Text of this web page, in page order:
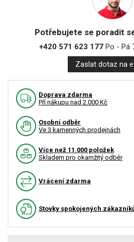
Potřebujete se poradit
+420 571 623 177Po - Pá
Zaslat dotaz na
Doprava zdarma
Pří nákupu nad 2.000 Kč
Osobní odběr
Ve 3 kamenných prodejnách
Více než 11.000 položek
Skladem pro okamžitý odběr
Vrácení zdarma
Stovky spokojených